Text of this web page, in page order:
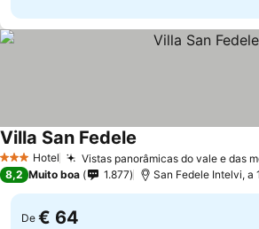
3 EstrelasHotel Vistas panorâmicas do vale e das
Villa San Fedele
8,2 Muito boa 1.877 San Fedele Intelvi, a
De € 64